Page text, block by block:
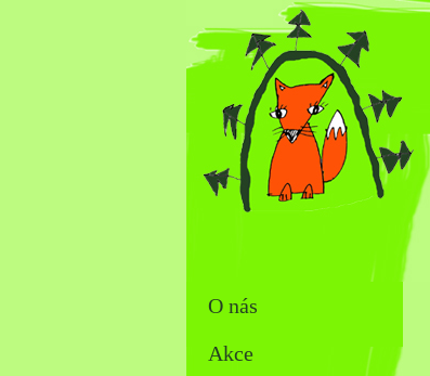
O nás
Akce